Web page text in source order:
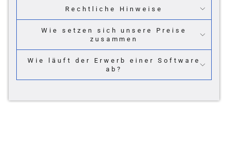
Rechtliche Hinweise
Wie setzen sich unsere Preise
zusammen
Wie läuft der Erwerb einer Software
ab?